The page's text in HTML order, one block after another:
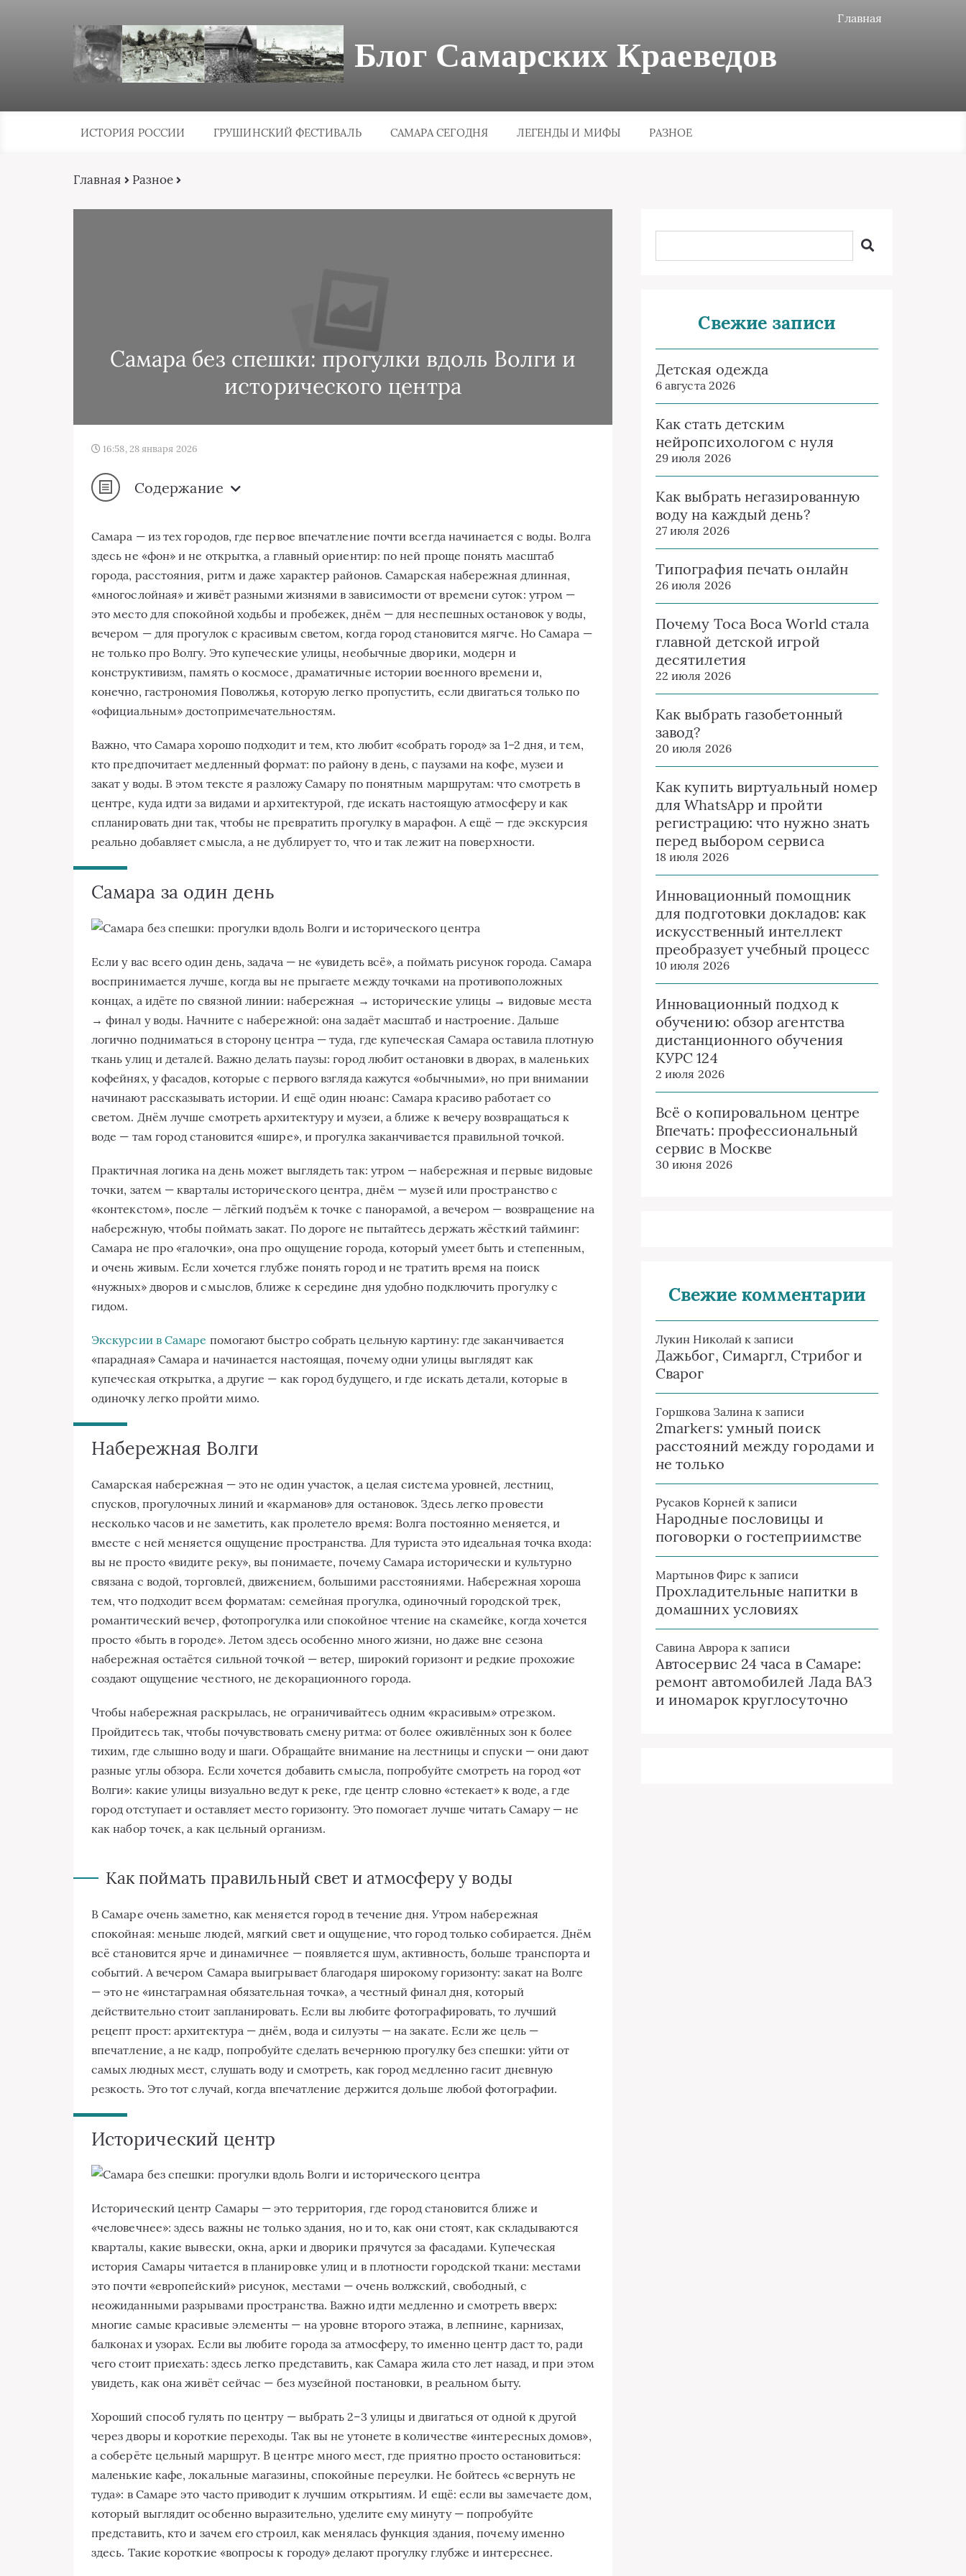
Главная
Блог Самарских Краеведов
ИСТОРИЯ РОССИИ ГРУШИНСКИЙ ФЕСТИВАЛЬ САМАРА СЕГОДНЯ ЛЕГЕНДЫ И МИФЫ РАЗНОЕ
Главная Разное
Самара без спешки: прогулки вдоль Волги и
исторического центра
16:58, 28 января 2026
Содержание
Самара — из тех городов, где первое впечатление почти всегда начинается с воды. Волга
здесь не «фон» и не открытка, а главный ориентир: по ней проще понять масштаб
города, расстояния, ритм и даже характер районов. Самарская набережная длинная,
«многослойная» и живёт разными жизнями в зависимости от времени суток: утром —
это место для спокойной ходьбы и пробежек, днём — для неспешных остановок у воды,
вечером — для прогулок с красивым светом, когда город становится мягче. Но Самара —
не только про Волгу. Это купеческие улицы, необычные дворики, модерн и
конструктивизм, память о космосе, драматичные истории военного времени и,
конечно, гастрономия Поволжья, которую легко пропустить, если двигаться только по
«официальным» достопримечательностям.
Важно, что Самара хорошо подходит и тем, кто любит «собрать город» за 1–2 дня, и тем,
кто предпочитает медленный формат: по району в день, с паузами на кофе, музеи и
закат у воды. В этом тексте я разложу Самару по понятным маршрутам: что смотреть в
центре, куда идти за видами и архитектурой, где искать настоящую атмосферу и как
спланировать дни так, чтобы не превратить прогулку в марафон. А ещё — где экскурсия
реально добавляет смысла, а не дублирует то, что и так лежит на поверхности.
Самара за один день
Если у вас всего один день, задача — не «увидеть всё», а поймать рисунок города. Самара
воспринимается лучше, когда вы не прыгаете между точками на противоположных
концах, а идёте по связной линии: набережная → исторические улицы → видовые места
→ финал у воды. Начните с набережной: она задаёт масштаб и настроение. Дальше
логично подниматься в сторону центра — туда, где купеческая Самара оставила плотную
ткань улиц и деталей. Важно делать паузы: город любит остановки в дворах, в маленьких
кофейнях, у фасадов, которые с первого взгляда кажутся «обычными», но при внимании
начинают рассказывать истории. И ещё один нюанс: Самара красиво работает со
светом. Днём лучше смотреть архитектуру и музеи, а ближе к вечеру возвращаться к
воде — там город становится «шире», и прогулка заканчивается правильной точкой.
Практичная логика на день может выглядеть так: утром — набережная и первые видовые
точки, затем — кварталы исторического центра, днём — музей или пространство с
«контекстом», после — лёгкий подъём к точке с панорамой, а вечером — возвращение на
набережную, чтобы поймать закат. По дороге не пытайтесь держать жёсткий тайминг:
Самара не про «галочки», она про ощущение города, который умеет быть и степенным,
и очень живым. Если хочется глубже понять город и не тратить время на поиск
«нужных» дворов и смыслов, ближе к середине дня удобно подключить прогулку с
гидом.
Экскурсии в Самаре помогают быстро собрать цельную картину: где заканчивается
«парадная» Самара и начинается настоящая, почему одни улицы выглядят как
купеческая открытка, а другие — как город будущего, и где искать детали, которые в
одиночку легко пройти мимо.
Набережная Волги
Самарская набережная — это не один участок, а целая система уровней, лестниц,
спусков, прогулочных линий и «карманов» для остановок. Здесь легко провести
несколько часов и не заметить, как пролетело время: Волга постоянно меняется, и
вместе с ней меняется ощущение пространства. Для туриста это идеальная точка входа:
вы не просто «видите реку», вы понимаете, почему Самара исторически и культурно
связана с водой, торговлей, движением, большими расстояниями. Набережная хороша
тем, что подходит всем форматам: семейная прогулка, одиночный городской трек,
романтический вечер, фотопрогулка или спокойное чтение на скамейке, когда хочется
просто «быть в городе». Летом здесь особенно много жизни, но даже вне сезона
набережная остаётся сильной точкой — ветер, широкий горизонт и редкие прохожие
создают ощущение честного, не декорационного города.
Чтобы набережная раскрылась, не ограничивайтесь одним «красивым» отрезком.
Пройдитесь так, чтобы почувствовать смену ритма: от более оживлённых зон к более
тихим, где слышно воду и шаги. Обращайте внимание на лестницы и спуски — они дают
разные углы обзора. Если хочется добавить смысла, попробуйте смотреть на город «от
Волги»: какие улицы визуально ведут к реке, где центр словно «стекает» к воде, а где
город отступает и оставляет место горизонту. Это помогает лучше читать Самару — не
как набор точек, а как цельный организм.
Как поймать правильный свет и атмосферу у воды
В Самаре очень заметно, как меняется город в течение дня. Утром набережная
спокойная: меньше людей, мягкий свет и ощущение, что город только собирается. Днём
всё становится ярче и динамичнее — появляется шум, активность, больше транспорта и
событий. А вечером Самара выигрывает благодаря широкому горизонту: закат на Волге
— это не «инстаграмная обязательная точка», а честный финал дня, который
действительно стоит запланировать. Если вы любите фотографировать, то лучший
рецепт прост: архитектура — днём, вода и силуэты — на закате. Если же цель —
впечатление, а не кадр, попробуйте сделать вечернюю прогулку без спешки: уйти от
самых людных мест, слушать воду и смотреть, как город медленно гасит дневную
резкость. Это тот случай, когда впечатление держится дольше любой фотографии.
Исторический центр
Исторический центр Самары — это территория, где город становится ближе и
«человечнее»: здесь важны не только здания, но и то, как они стоят, как складываются
кварталы, какие вывески, окна, арки и дворики прячутся за фасадами. Купеческая
история Самары читается в планировке улиц и в плотности городской ткани: местами
это почти «европейский» рисунок, местами — очень волжский, свободный, с
неожиданными разрывами пространства. Важно идти медленно и смотреть вверх:
многие самые красивые элементы — на уровне второго этажа, в лепнине, карнизах,
балконах и узорах. Если вы любите города за атмосферу, то именно центр даст то, ради
чего стоит приехать: здесь легко представить, как Самара жила сто лет назад, и при этом
увидеть, как она живёт сейчас — без музейной постановки, в реальном быту.
Хороший способ гулять по центру — выбрать 2–3 улицы и двигаться от одной к другой
через дворы и короткие переходы. Так вы не утонете в количестве «интересных домов»,
а соберёте цельный маршрут. В центре много мест, где приятно просто остановиться:
маленькие кафе, локальные магазины, спокойные переулки. Не бойтесь «свернуть не
туда»: в Самаре это часто приводит к лучшим открытиям. И ещё: если вы замечаете дом,
который выглядит особенно выразительно, уделите ему минуту — попробуйте
представить, кто и зачем его строил, как менялась функция здания, почему именно
здесь. Такие короткие «вопросы к городу» делают прогулку глубже и интереснее.
Свежие записи
Детская одежда
6 августа 2026
Как стать детским
нейропсихологом с нуля
29 июля 2026
Как выбрать негазированную
воду на каждый день?
27 июля 2026
Типография печать онлайн
26 июля 2026
Почему Toca Boca World стала
главной детской игрой
десятилетия
22 июля 2026
Как выбрать газобетонный
завод?
20 июля 2026
Как купить виртуальный номер
для WhatsApp и пройти
регистрацию: что нужно знать
перед выбором сервиса
18 июля 2026
Инновационный помощник
для подготовки докладов: как
искусственный интеллект
преобразует учебный процесс
10 июля 2026
Инновационный подход к
обучению: обзор агентства
дистанционного обучения
КУРС 124
2 июля 2026
Всё о копировальном центре
Впечать: профессиональный
сервис в Москве
30 июня 2026
Свежие комментарии
Лукин Николай к записи
Дажьбог, Симаргл, Стрибог и
Сварог
Горшкова Залина к записи
2markers: умный поиск
расстояний между городами и
не только
Русаков Корней к записи
Народные пословицы и
поговорки о гостеприимстве
Мартынов Фирс к записи
Прохладительные напитки в
домашних условиях
Савина Аврора к записи
Автосервис 24 часа в Самаре:
ремонт автомобилей Лада ВАЗ
и иномарок круглосуточно